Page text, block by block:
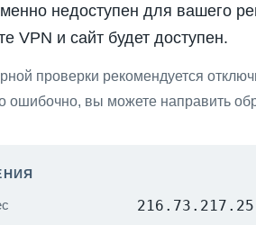
недоступен для вашего
VPN и сайт будет доступен.
проверки рекомендуется
ошибочно, вы можете направить
216.73.217.25